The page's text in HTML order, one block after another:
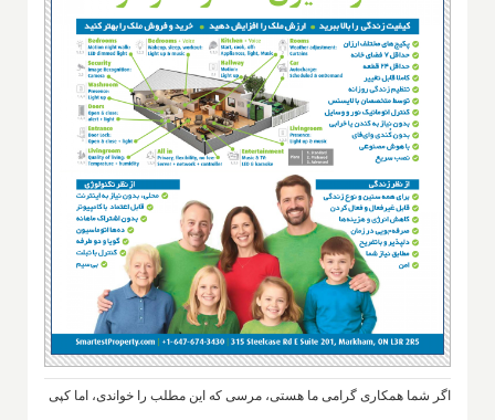
اگر شما همکاری گرامی ما هستی، مرسی که این مطلب را خواندی، اما کپی